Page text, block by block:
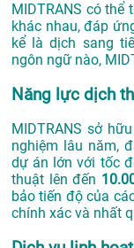
MIDTRANS có
khác nhau, đáp
kể là dịch sang
ngôn ngữ nào,
Năng lực dịch
MIDTRANS sở
nghiệm lâu năm,
dự án lớn với tốc
thuật lên đến
bảo tiến độ của
chính xác và nhất